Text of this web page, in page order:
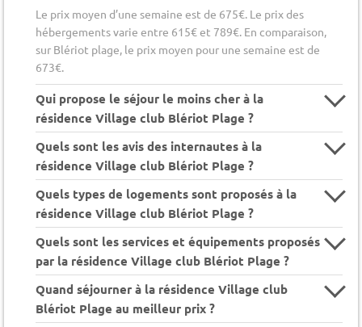
Le prix moyen d’une semaine est de 675€. Le prix des
hébergements varie entre 615€ et 789€. En comparaison,
sur Blériot plage, le prix moyen pour une semaine est de
673€.
Qui propose le séjour le moins cher à la
résidence Village club Blériot Plage ?
Quels sont les avis des internautes à la
résidence Village club Blériot Plage ?
Quels types de logements sont proposés à la
résidence Village club Blériot Plage ?
Quels sont les services et équipements proposés
par la résidence Village club Blériot Plage ?
Quand séjourner à la résidence Village club
Blériot Plage au meilleur prix ?